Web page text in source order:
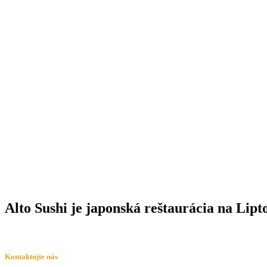
Alto Sushi je japonská reštaurácia na
Kontaktujte nás